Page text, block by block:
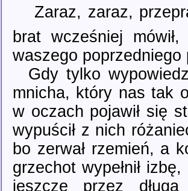
 Zaraz, zaraz,
brat wcześniej
waszego poprzedniego
Gdy tylko
mnicha, który nas tak
w oczach pojawił się
wypuścił z nich
bo zerwał rzemień, a
grzechot wypełnił
jeszcze przez